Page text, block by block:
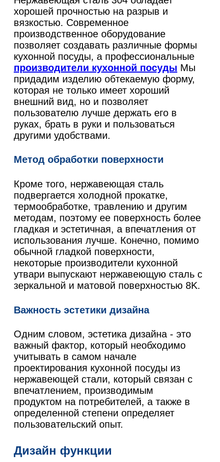
хорошей прочностью на разрыв и
вязкостью. Современное
производственное оборудование
позволяет создавать различные формы
кухонной посуды, а профессиональные
производители кухонной посуды Мы
придадим изделию обтекаемую форму,
которая не только имеет хороший
внешний вид, но и позволяет
пользователю лучше держать его в
руках, брать в руки и пользоваться
другими удобствами.
Метод обработки поверхности
Кроме того, нержавеющая сталь
подвергается холодной прокатке,
термообработке, травлению и другим
методам, поэтому ее поверхность более
гладкая и эстетичная, а впечатления от
использования лучше. Конечно, помимо
обычной гладкой поверхности,
некоторые производители кухонной
утвари выпускают нержавеющую сталь с
зеркальной и матовой поверхностью 8K.
Важность эстетики дизайна
Одним словом, эстетика дизайна - это
важный фактор, который необходимо
учитывать в самом начале
проектирования кухонной посуды из
нержавеющей стали, который связан с
впечатлением, производимым
продуктом на потребителей, а также в
определенной степени определяет
пользовательский опыт.
Дизайн функции